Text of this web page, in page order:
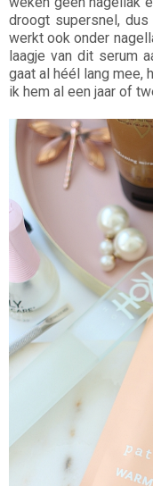
droogt supersnel,
werkt ook onder
laagje van dit serum
gaat al héél lang mee,
ik hem al een jaar of